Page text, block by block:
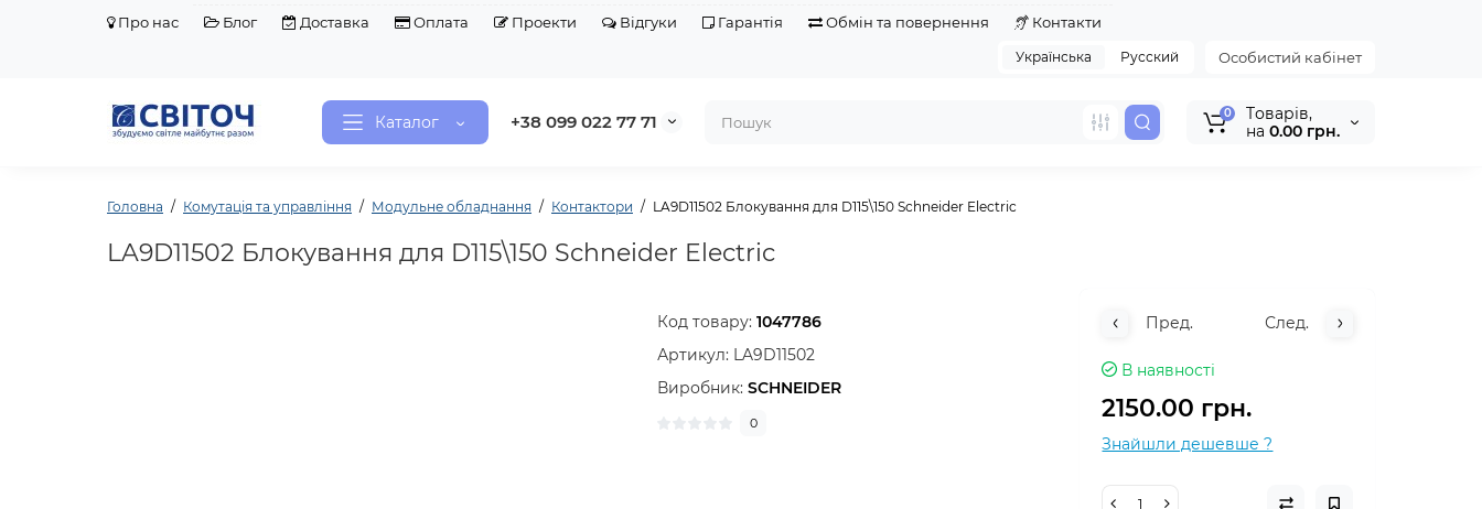
Про нас Блог Доставка Оплата Проекти Відгуки Гарантія Обмін та повернення
Контакти
Особистий кабінет
Українська Русский
Каталог +38 099 022 77 71 0
Tоварів,
на 0.00 грн.
Головна Комутація та управління Модульне обладнання Контактори LA9D11502 Блокування для D115\150 Schneider Electric
LA9D11502 Блокування для D115\150 Schneider Electric
Код товару:1047786
Артикул: LA9D11502
Виробник:SCHNEIDER
0
Пред. След.
В наявності
2150.00 грн.
Знайшли дешевше ?